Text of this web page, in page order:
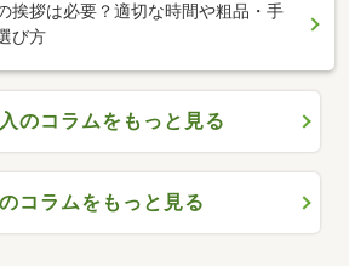
挨拶は必要？適切な時間や粗品・手
び方
のコラムをもっと見る
コラムをもっと見る